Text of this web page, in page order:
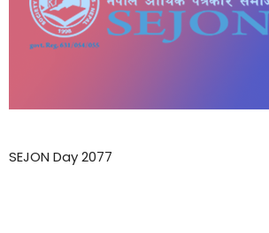
SEJON Day 2077